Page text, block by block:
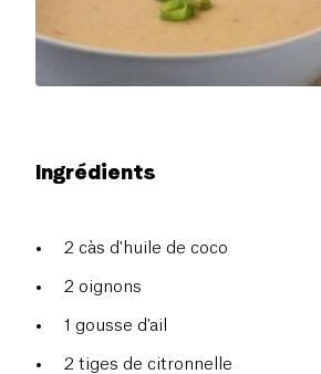
Ingrédients
2 càs d'huile de coco
2 oignons
1 gousse d'ail
2 tiges de citronnelle